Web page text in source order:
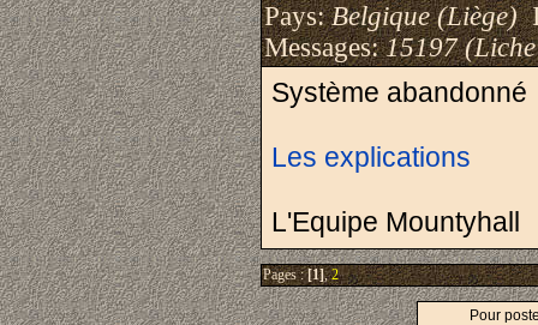
Pays:Belgique (Liège)
Messages:15197
Système abandonné
Les explications
L'Equipe Mountyhall
Pages :[1],2
Pour